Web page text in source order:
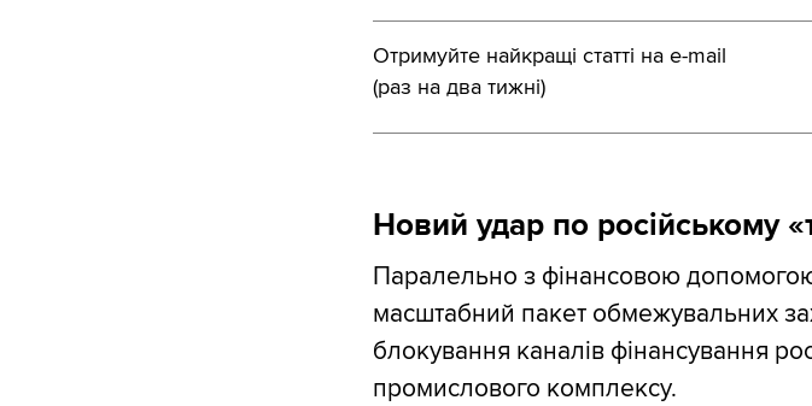
Отримуйте найкращі статті на e-mail
(раз на два тижні)
Новий удар по російському
Паралельно з фінансовою
масштабний пакет обмежувальних
блокування каналів фінансування
промислового комплексу.